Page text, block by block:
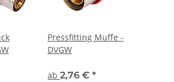
Pressfitting Muffe -
DVGW
ab 2,76 € *